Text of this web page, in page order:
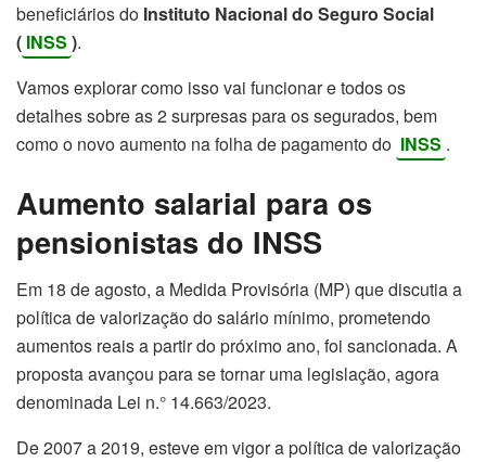
beneficiários do Instituto Nacional do Seguro Social
( INSS ).
Vamos explorar como isso vai funcionar e todos os
detalhes sobre as 2 surpresas para os segurados, bem
como o novo aumento na folha de pagamento do INSS .
Aumento salarial para os
pensionistas do INSS
Em 18 de agosto, a Medida Provisória (MP) que discutia a
política de valorização do salário mínimo, prometendo
aumentos reais a partir do próximo ano, foi sancionada. A
proposta avançou para se tornar uma legislação, agora
denominada Lei n.° 14.663/2023.
De 2007 a 2019, esteve em vigor a política de valorização